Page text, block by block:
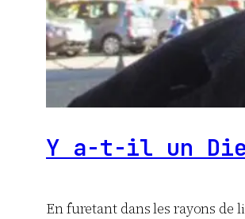
Y a-t-il un
En furetant dans les rayons de